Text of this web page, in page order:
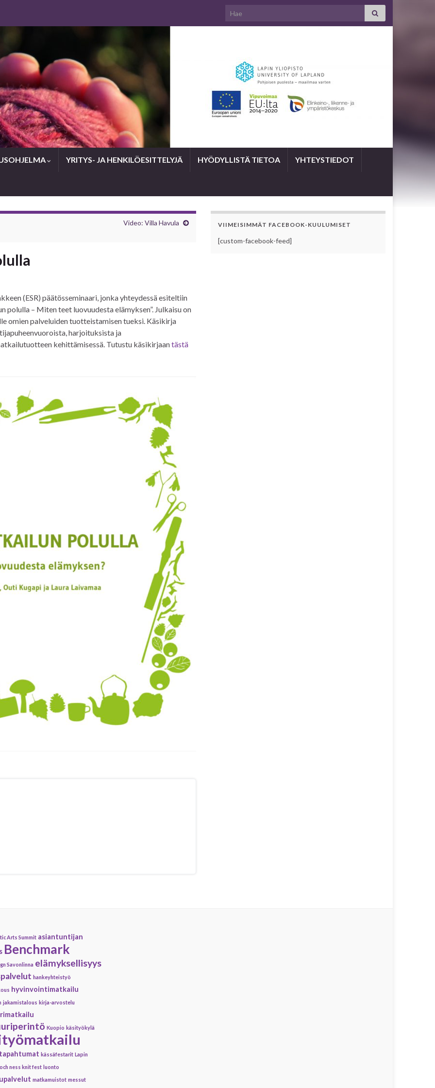
Search for:
YRITYS- JA HENKILÖESITTELYJÄ HYÖDYLLISTÄ TIETOA YHTEYSTIEDOT
Video: Villa Havula
(ESR) päätösseminaari, jonka yhteydessä esiteltiin
– Miten teet luovuudesta elämyksen”. Julkaisu on
palveluiden tuotteistamisen tueksi. Käsikirja
harjoituksista ja
kehittämisessä. Tutustu käsikirjaantästä
VIIMEISIMMÄT FACEBOOK-KUULUMISET
[custom-facebook-feed]
Arts Summit asiantuntijan
Benchmark
Savonlinna elämyksellisyys
hankeyhteistyö
hyvinvointimatkailu
jakamistalous kirja-arvostelu
Kuopio käsityökylä
kässäfestarit Lapin
ness knit fest luonto
matkamuistot messut